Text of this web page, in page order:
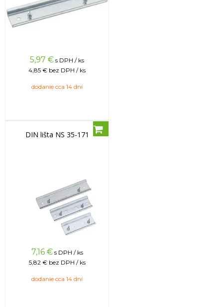
5,97 € s DPH / ks
4,85 € bez DPH / ks
dodanie cca 14 dní
DIN lišta NS 35-171
7,16 € s DPH / ks
5,82 € bez DPH / ks
dodanie cca 14 dní